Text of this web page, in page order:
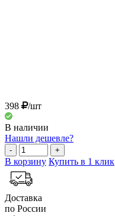
398 /шт
В наличии
Нашли дешевле?
- +
В корзину Купить в 1 клик
Доставка
по России